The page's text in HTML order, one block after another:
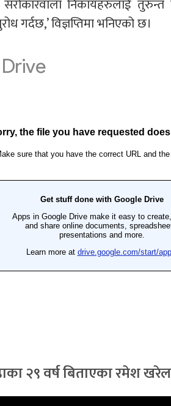
निकायहरुलाई
गर्दछ,’ विज्ञप्तिमा भनिएको छ।
२९ वर्ष बिताएका रमेश